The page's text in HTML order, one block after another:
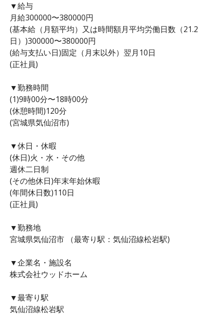
▼給与
月給300000〜380000円
(基本給（月額平均）又は時間額月平均労働日数（21.2
日）)300000〜380000円
(給与支払い日)固定（月末以外）翌月10日
(正社員)
▼勤務時間
(1)9時00分〜18時00分
(休憩時間)120分
(宮城県気仙沼市)
▼休日・休暇
(休日)火・水・その他
週休二日制
(その他休日)年末年始休暇
(年間休日数)110日
(正社員)
▼勤務地
宮城県気仙沼市 （最寄り駅：気仙沼線松岩駅)
▼企業名・施設名
株式会社ウッドホーム
▼最寄り駅
気仙沼線松岩駅